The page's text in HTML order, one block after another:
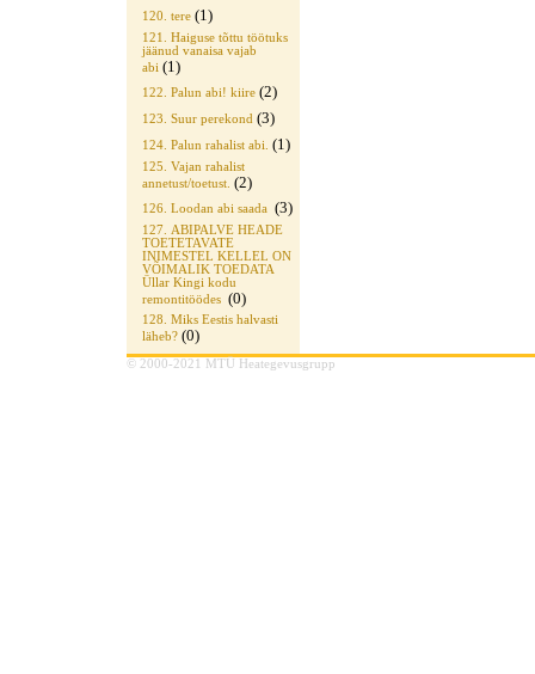
120. tere (1)
121. Haiguse tõttu töötuks
jäänud vanaisa vajab
abi (1)
122. Palun abi! kiire (2)
123. Suur perekond (3)
124. Palun rahalist abi. (1)
125. Vajan rahalist
annetust/toetust. (2)
126. Loodan abi saada (3)
127. ABIPALVE HEADE
TOETETAVATE
INIMESTEL KELLEL ON
VÕIMALIK TOEDATA
Üllar Kingi kodu
remontitöödes (0)
128. Miks Eestis halvasti
läheb? (0)
© 2000-2021 MTÜ Heategevusgrupp